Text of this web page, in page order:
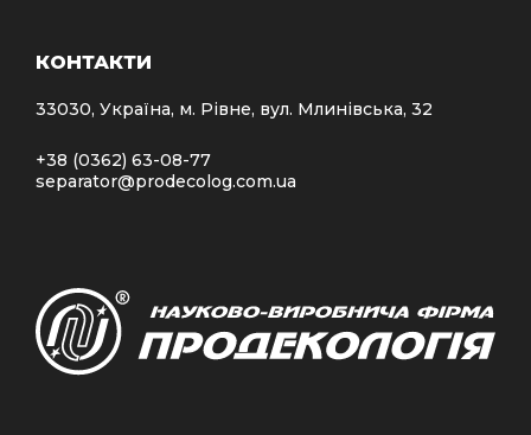
КОНТАКТИ
33030, Україна, м. Рівне, вул. Млинівська, 32
+38 (0362) 63-08-77
separator@prodecolog.com.ua